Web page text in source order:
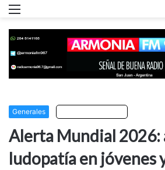
Generales
Alerta Mundial 2026:
ludopatía en jóvenes